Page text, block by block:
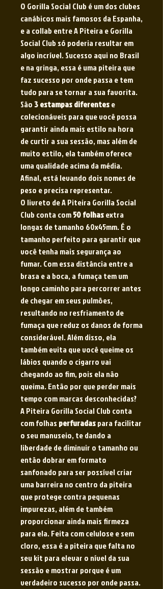
O Gorilla Social Club é um dos clubes
canábicos mais famosos da Espanha,
e a collab entre A Piteira e Gorilla
Social Club só poderia resultar em
algo incrível. Sucesso aqui no Brasil
e na gringa, essa é uma piteira que
faz sucesso por onde passa e tem
tudo para se tornar a sua favorita.
São 3 estampas diferentese
colecionáveis para que você possa
garantir ainda mais estilo na hora
de curtir a sua sessão, mas além de
muito estilo, ela também oferece
uma qualidade acima da média.
Afinal, está levando dois nomes de
peso e precisa representar.
O livreto de A Piteira Gorilla Social
Club conta com50 folhasextra
longas de tamanho 60x45mm. É o
tamanho perfeito para garantir que
você tenha mais segurança ao
fumar. Com essa distância entre a
brasa e a boca, a fumaça tem um
longo caminho para percorrer antes
de chegar em seus pulmões,
resultando no resfriamento de
fumaça que reduz os danos de forma
considerável. Além disso, ela
também evita que você queime os
lábios quando o cigarro vai
chegando ao fim, pois ela não
queima. Então por que perder mais
tempo com marcas desconhecidas?
A Piteira Gorilla Social Club conta
com folhas perfuradaspara facilitar
o seu manuseio, te dando a
liberdade de diminuir o tamanho ou
então dobrar em formato
sanfonado para ser possível criar
uma barreira no centro da piteira
que protege contra pequenas
impurezas, além de também
proporcionar ainda mais firmeza
para ela. Feita com celulose e sem
cloro, essa é a piteira que falta no
seu kit para elevar o nível da sua
sessão e mostrar porque é um
verdadeiro sucesso por onde passa.